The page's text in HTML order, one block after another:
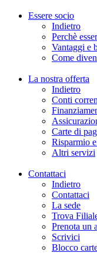
Essere socio
Indietro
Perchè
Vantaggi e
Come
La nostra offerta
Indietro
Conti
Carte di
Risparmio
Altri servizi
Contattaci
Indietro
Contattaci
La sede
Trova
Prenota un
Scrivici
Blocco